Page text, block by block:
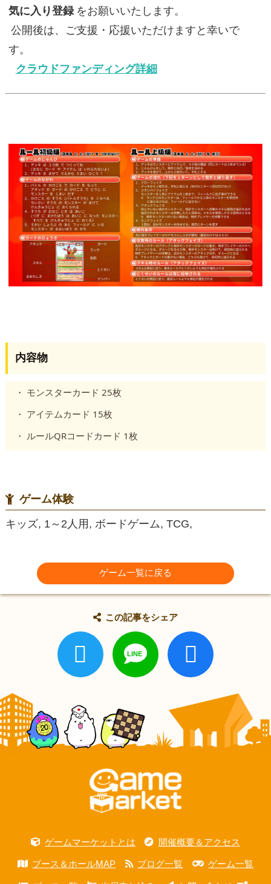
気に入り登録 をお願いいたします。
公開後は、ご支援・応援いただけますと幸いで
す。
クラウドファンディング詳細
内容物
モンスターカード 25枚
アイテムカード 15枚
ルールQRコードカード 1枚
ゲーム体験
キッズ, 1～2人用, ボードゲーム, TCG,
ゲーム一覧に戻る
この記事をシェア
ゲームマーケットとは 開催概要＆アクセス
ブース＆ホールMAP ブログ一覧 ゲーム一覧